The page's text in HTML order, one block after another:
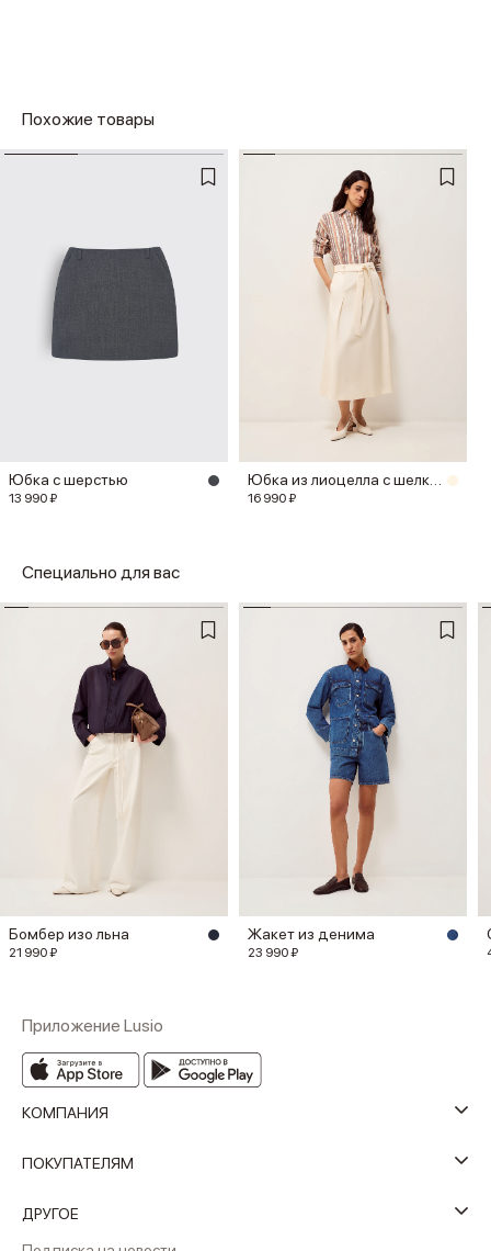
Похожие товары
Юбка с шерстью
13 990 ₽
Юбка из лиоцелла с шелком
16 990 ₽
Специально для вас
Бомбер изо льна
21 990 ₽
Жакет из денима
23 990 ₽
Приложение Lusio
КОМПАНИЯ
ПОКУПАТЕЛЯМ
ДРУГОЕ